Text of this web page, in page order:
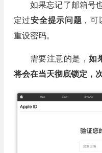
如果忘记了邮箱号
定过安全提示问题 ，
重设密码。
需要注意的是，如
将会在当天彻底锁定，